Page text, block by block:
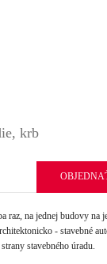
krb
raz, na jednej budovy na
- stavebné
stavebného úradu.